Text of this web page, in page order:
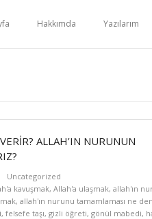
Hakkımda Yazılarım
ALLAH’IN NURUNUN
Uncategorized
kavuşmak, Allah'a ulaşmak, allah'ın
, allah'ın nurunu tamamlaması ne
, felsefe taşı, gizli öğreti, gönül mabedi,